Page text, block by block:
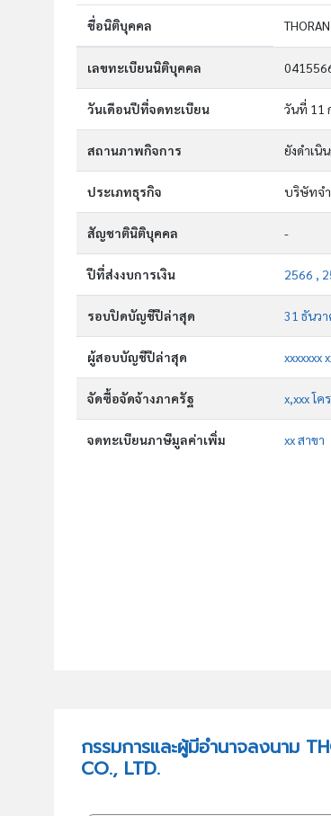
ชื่อนิติบุคคล
เลขทะเบียนนิติบุคคล
วันเดือนปีที่จดทะเบียน วันที่ 11
สถานภาพกิจการ ยังดำเนิ
ประเภทธุรกิจ บริษัทจ
สัญชาตินิติบุคคล -
ปีที่ส่งงบการเงิน 2566 ,
รอบปิดบัญชีปีล่าสุด 31 ธันว
ผู้สอบบัญชีปีล่าสุด xxxxxxx
จัดซื้อจัดจ้างภาครัฐ x,xxx โค
จดทะเบียนภาษีมูลค่าเพิ่ม xx สาขา
กรรมการและผู้มีอำนาจลงนาม
CO., LTD.